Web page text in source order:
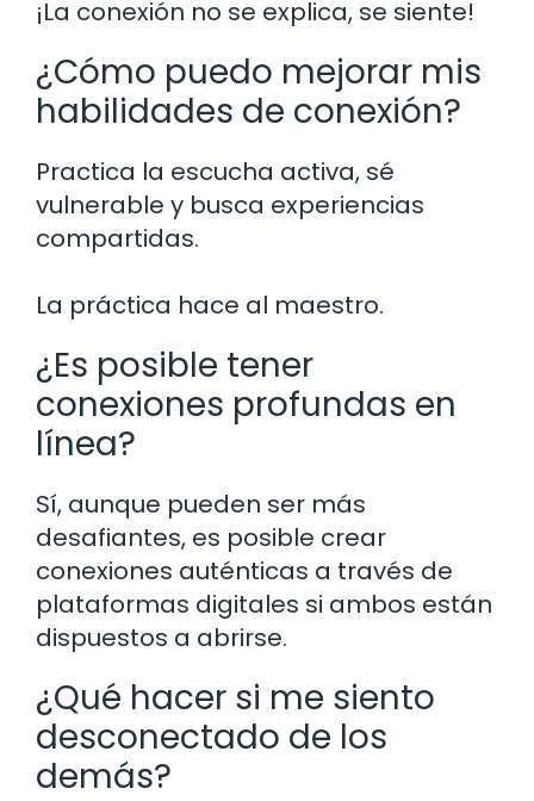
¡La conexión no se explica, se siente!
¿Cómo puedo mejorar mis
habilidades de conexión?
Practica la escucha activa, sé
vulnerable y busca experiencias
compartidas.
La práctica hace al maestro.
¿Es posible tener
conexiones profundas en
línea?
Sí, aunque pueden ser más
desafiantes, es posible crear
conexiones auténticas a través de
plataformas digitales si ambos están
dispuestos a abrirse.
¿Qué hacer si me siento
desconectado de los
demás?